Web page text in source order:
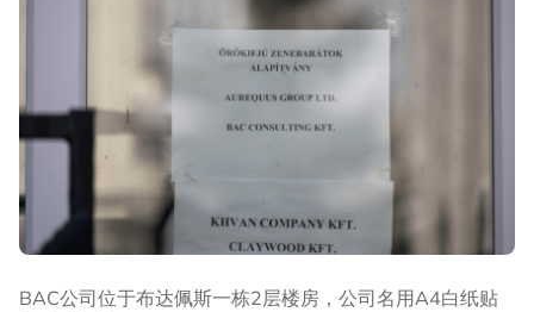
BAC公司位于布达佩斯一栋2层楼房，公司名用A4白纸贴